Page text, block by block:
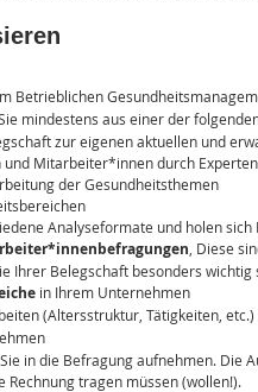
Betrieblichen
mindestens aus einer der
zur eigenen aktuellen und
Mitarbeiter*innen durch Experten
der Gesundheitsthemen
Analyseformate und holen
, Diese
Ihrer Belegschaft besonders
in Ihrem Unternehmen
(Altersstruktur, Tätigkeiten, etc.)
in die Befragung aufnehmen. Die
Rechnung tragen müssen (wollen!).